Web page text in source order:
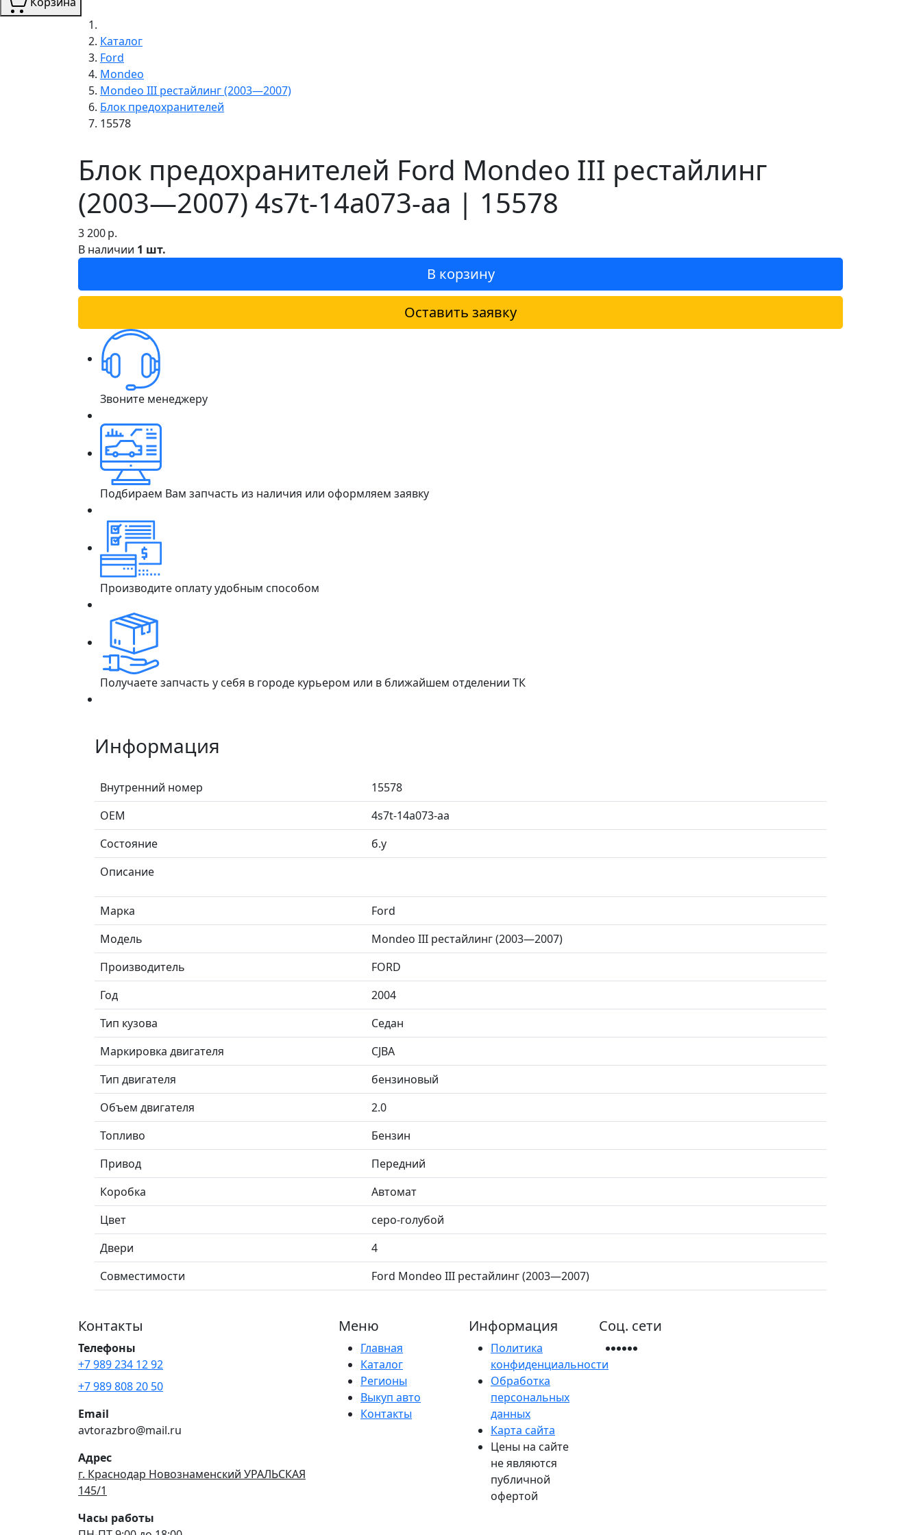
Каталог
Ford
Mondeo
Mondeo III рестайлинг (2003—2007)
Блок предохранителей
15578
Блок предохранителей Ford Mondeo III рестайлинг
(2003—2007) 4s7t-14a073-aa | 15578
3 200р.
В наличии 1 шт.
В корзину
Оставить заявку
Звоните менеджеру
Подбираем Вам запчасть из наличия или оформляем заявку
Производите оплату удобным способом
Получаете запчасть у себя в городе курьером или в ближайшем отделении ТК
Информация
Внутренний номер
15578
ОЕМ
4s7t-14a073-aa
Состояние
б.у
Описание
Марка
Ford
Модель
Mondeo III рестайлинг (2003—2007)
Производитель
FORD
Год
2004
Тип кузова
Седан
Маркировка двигателя
CJBA
Тип двигателя
бензиновый
Объем двигателя
2.0
Топливо
Бензин
Привод
Передний
Коробка
Автомат
Цвет
серо-голубой
Двери
4
Совместимости
Ford Mondeo III рестайлинг (2003—2007)
Контакты
Телефоны
+7 989 234 12 92
+7 989 808 20 50
Email
avtorazbro@mail.ru
Адрес
г. Краснодар Новознаменский УРАЛЬСКАЯ
145/1
Часы работы
Меню
Главная
Каталог
Регионы
Выкуп авто
Контакты
Информация
Политика
конфиденциальности
Обработка
персональных
данных
Карта сайта
Цены на сайте
не являются
публичной
офертой
Соц. сети